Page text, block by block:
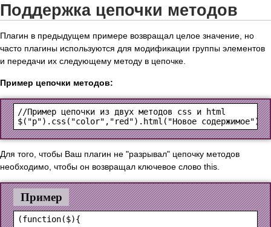
Поддержка цепочки методов
Плагин в предыдущем примере возвращал целое значение, но
часто плагины используются для модификации группы элементов
и передачи их следующему методу в цепочке.
Пример цепочки методов:
//Пример цепочки из двух методов css и html
Для того, чтобы Ваш плагин не "разрывал" цепочку методов
необходимо, чтобы он возвращал ключевое слово this.
Пример
(function($){